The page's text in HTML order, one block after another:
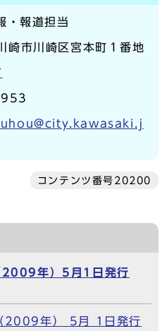
・報道担当
市川崎区宮本町１番地
コンテンツ番号20200
年）5月1日発行
年） 5月 1日発行